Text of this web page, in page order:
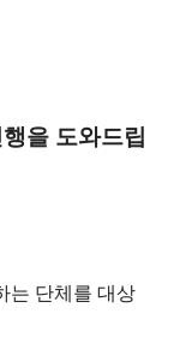
을 도와드립
는 단체를 대상